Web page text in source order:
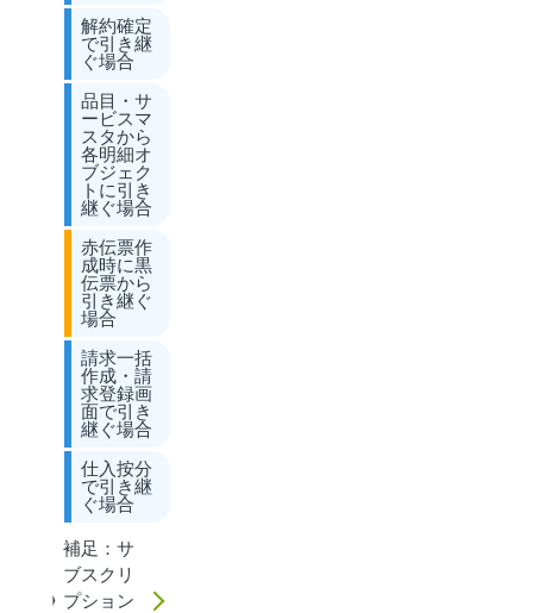
解約確定
で引き継
ぐ場合
品目・サ
ービスマ
スタから
各明細オ
ブジェク
トに引き
継ぐ場合
赤伝票作
成時に黒
伝票から
引き継ぐ
場合
請求一括
作成・請
求登録画
面で引き
継ぐ場合
仕入按分
で引き継
ぐ場合
補足：サ
ブスクリ
プション